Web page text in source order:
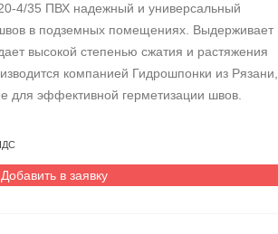
4/35 ПВХ надежный и универсальный
в подземных помещениях. Выдерживает
высокой степенью сжатия и растяжения
компанией Гидрошпонки из Рязани,
для эффективной герметизации швов.
Добавить в заявку